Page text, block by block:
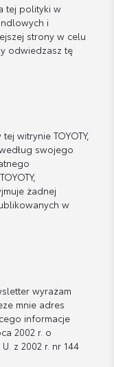
tej polityki w
i
strony w celu
odwiedzasz tę
witrynie TOYOTY,
swojego
żadnej
w
wyrażam
mnie adres
informacje
2002 r. o
z 2002 r. nr 144